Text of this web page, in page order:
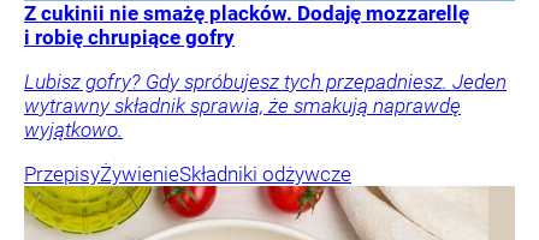
Z cukinii nie smażę placków. Dodaję mozzarellę
i robię chrupiące gofry
Lubisz gofry? Gdy spróbujesz tych przepadniesz. Jeden
wytrawny składnik sprawia, że smakują naprawdę
wyjątkowo.
PrzepisyŻywienieSkładniki odżywcze